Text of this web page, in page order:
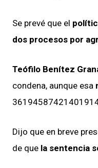
Se prevé que el
dos procesos por
Teófilo Benítez
condena, aunque esa
Dijo que en breve
de que la sentencia